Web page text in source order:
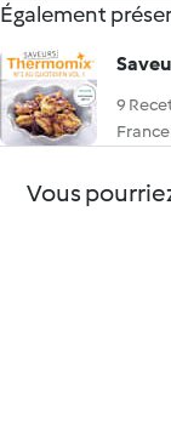
Également
9
France
Vous